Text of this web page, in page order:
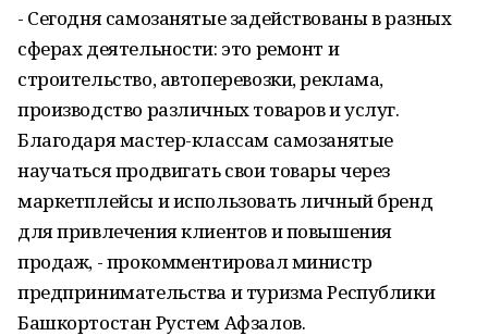
- Сегодня самозанятые задействованы в разных
сферах деятельности: это ремонт и
строительство, автоперевозки, реклама,
производство различных товаров и услуг.
Благодаря мастер-классам самозанятые
научаться продвигать свои товары через
маркетплейсы и использовать личный бренд
для привлечения клиентов и повышения
продаж, - прокомментировал министр
предпринимательства и туризма Республики
Башкортостан Рустем Афзалов.